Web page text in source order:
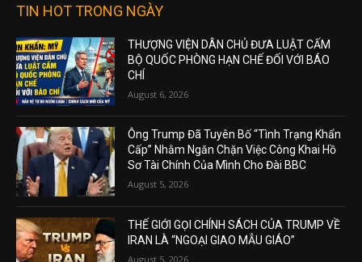
TIN HOT TRONG NGÀY
THƯỢNG VIỆN DÂN CHỦ ĐƯA LUẬT CẤM
BỘ QUỐC PHÒNG HẠN CHẾ ĐỐI VỚI BÁO
CHÍ
August 6, 2026
Ông Trump Đã Tuyên Bố “Tình Trạng Khẩn
Cấp” Nhằm Ngăn Chặn Việc Công Khai Hồ
Sơ Tài Chính Của Mình Cho Đài BBC
August 5, 2026
THẾ GIỚI GỌI CHÍNH SÁCH CỦA TRUMP VỀ
IRAN LÀ “NGOẠI GIAO MẪU GIÁO”
August 5, 2026